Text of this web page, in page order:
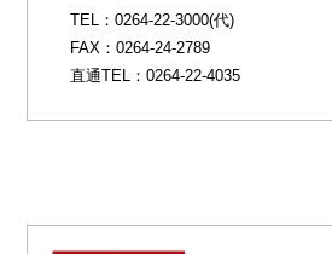
TEL：0264-22-3000(代)
FAX：0264-24-2789
直通TEL：0264-22-4035